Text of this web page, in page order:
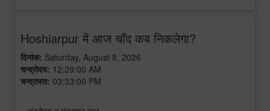
Hoshiarpur में आज चाँद कब निकलेगा?
दिनांक: Saturday, August 8, 2026
चन्द्रोदय: 12:29:00 AM
चन्द्रास्त: 03:33:00 PM